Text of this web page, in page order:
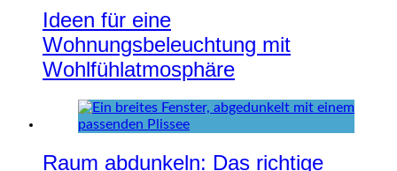
Ideen für eine
Wohnungsbeleuchtung mit
Wohlfühlatmosphäre
Raum abdunkeln: Das richtige